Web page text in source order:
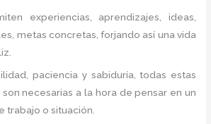
experiencias, aprendizajes, ideas,
metas concretas, forjando así una vida
paciencia y sabiduría, todas estas
necesarias a la hora de pensar en un
trabajo o situación.